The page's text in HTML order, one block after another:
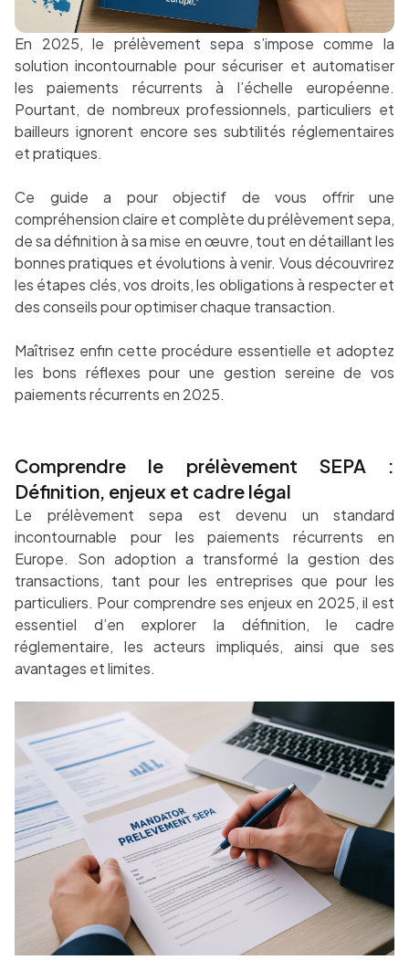
En 2025, le prélèvement sepa s’impose comme la
solution incontournable pour sécuriser et automatiser
les paiements récurrents à l’échelle européenne.
Pourtant, de nombreux professionnels, particuliers et
bailleurs ignorent encore ses subtilités réglementaires
et pratiques.
Ce guide a pour objectif de vous offrir une
compréhension claire et complète du prélèvement sepa,
de sa définition à sa mise en œuvre, tout en détaillant les
bonnes pratiques et évolutions à venir. Vous découvrirez
les étapes clés, vos droits, les obligations à respecter et
des conseils pour optimiser chaque transaction.
Maîtrisez enfin cette procédure essentielle et adoptez
les bons réflexes pour une gestion sereine de vos
paiements récurrents en 2025.
Comprendre le prélèvement SEPA :
Définition, enjeux et cadre légal
Le prélèvement sepa est devenu un standard
incontournable pour les paiements récurrents en
Europe. Son adoption a transformé la gestion des
transactions, tant pour les entreprises que pour les
particuliers. Pour comprendre ses enjeux en 2025, il est
essentiel d’en explorer la définition, le cadre
réglementaire, les acteurs impliqués, ainsi que ses
avantages et limites.